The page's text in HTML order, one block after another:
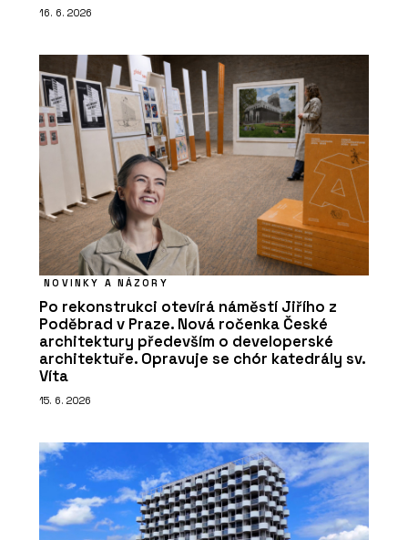
16. 6. 2026
NOVINKY A NÁZORY
Po rekonstrukci otevírá náměstí Jiřího z
Poděbrad v Praze. Nová ročenka České
architektury především o developerské
architektuře. Opravuje se chór katedrály sv.
Víta
15. 6. 2026